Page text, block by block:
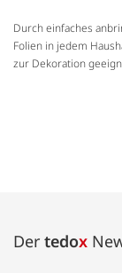
Durch einfaches
Folien in jedem
zur Dekoration
Der tedox